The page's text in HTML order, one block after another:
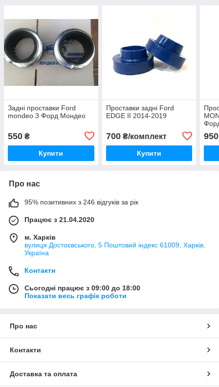
Задні проставки Ford
mondeo 3 Форд Мондео
550 ₴
Купити
Проставки задні Ford
EDGE II 2014-2019
700₴/комплект
Купити
950
Про нас
95% позитивних з 246 відгуків за рік
Працює з 21.04.2020
м. Харків
вулиця Достоєвського, 5 Поштовий індекс 61009, Харків,
Україна
Контакти
Сьогодні працює з 09:00 до 18:00
Показати весь графік роботи
Про нас
Контакти
Доставка та оплата